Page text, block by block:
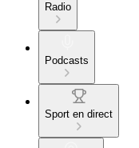
Radio
Podcasts
Sport en direct